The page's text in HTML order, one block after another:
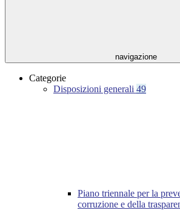
navigazione
Categorie
Disposizioni generali 49
Piano triennale per la
corruzione e della